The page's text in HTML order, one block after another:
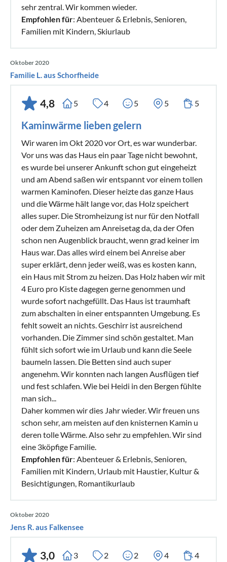
sehr zentral. Wir kommen wieder.
Empfohlen für: Abenteuer & Erlebnis, Senioren,
Familien mit Kindern, Skiurlaub
Oktober 2020
Familie L. aus Schorfheide
4,8 5 4 5 5 5
Kaminwärme lieben gelern
Wir waren im Okt 2020 vor Ort, es war wunderbar.
Vor uns was das Haus ein paar Tage nicht bewohnt,
es wurde bei unserer Ankunft schon gut eingeheizt
und am Abend saßen wir entspannt vor einem tollen
warmen Kaminofen. Dieser heizte das ganze Haus
und die Wärme hält lange vor, das Holz speichert
alles super. Die Stromheizung ist nur für den Notfall
oder dem Zuheizen am Anreisetag da, da der Ofen
schon nen Augenblick braucht, wenn grad keiner im
Haus war. Das alles wird einem bei Anreise aber
super erklärt, denn jeder weiß, was es kosten kann,
ein Haus mit Strom zu heizen. Das Holz haben wir mit
4 Euro pro Kiste dagegen gerne genommen und
wurde sofort nachgefüllt. Das Haus ist traumhaft
zum abschalten in einer entspannten Umgebung. Es
fehlt soweit an nichts. Geschirr ist ausreichend
vorhanden. Die Zimmer sind schön gestaltet. Man
fühlt sich sofort wie im Urlaub und kann die Seele
baumeln lassen. Die Betten sind auch super
angenehm. Wir konnten nach langen Ausflügen tief
und fest schlafen. Wie bei Heidi in den Bergen fühlte
man sich...
Daher kommen wir dies Jahr wieder. Wir freuen uns
schon sehr, am meisten auf den knisternen Kamin u
deren tolle Wärme. Also sehr zu empfehlen. Wir sind
eine 3köpfige Familie.
Empfohlen für: Abenteuer & Erlebnis, Senioren,
Familien mit Kindern, Urlaub mit Haustier, Kultur &
Besichtigungen, Romantikurlaub
Oktober 2020
Jens R. aus Falkensee
3,0 3 2 2 4 4